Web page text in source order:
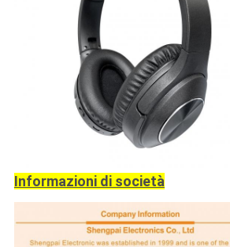
Informazioni di società